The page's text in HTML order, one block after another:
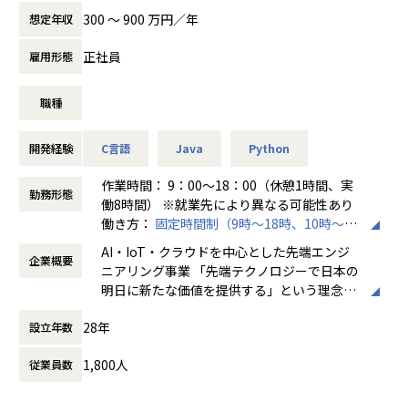
経験のある技術者をリーダーに任命し、技術者のフォロー
リーダーと営業は月に1度会議の場を設けており、情報共
無
ご志向／ご希望に応じて、プロジェクトを決定しますので、
是非面接でお話しください！
◆取引業界
・ システム要件定義・設計（上流）SE
※ご志向・ご希望に応じて、プロジェクトを決定します
※地元密着主義のため、地元の大手企業でのプロジェクト
を前提としています。
＜魅力ポイント＞
★転勤がない会社
地域愛採用を行っているため、基本的にご自宅から通える
家族と一緒に過ごすことができ、好きな地域で安心して働
想定年収 300 〜 900 万円／年
雇用形態 正社員
職種
開発経験 C言語 Java Python
勤務形態
作業時間： 9：00～18：00（休憩1時間、実
働8時間） ※就業先により異なる可能性あり
働き方： 固定時間制（9時～18時、10時～19
時間外労働の有無： 有（月平均20時間～30
時間）
休憩時間： 60分
企業概要
AI・IoT・クラウドを中心とした先端エンジ
ニアリング事業 「先端テクノロジーで日本の
明日に新たな価値を提供する」という理念を
た先端テクノロジーの中で「ジャパニアスだ
アリング業界から必要とされ続ける会社を目
設立年数 28年
従業員数 1,800人